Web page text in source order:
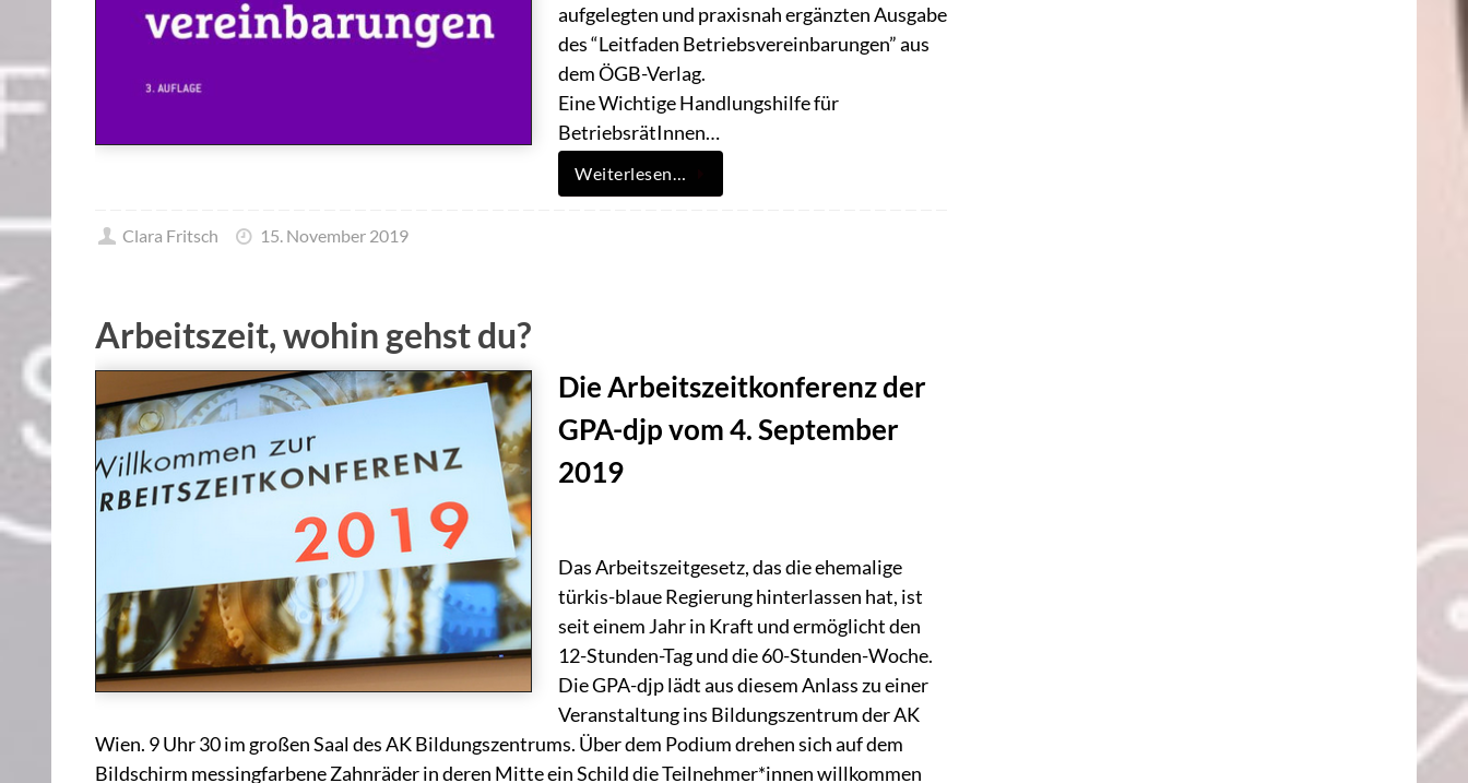
aufgelegten und praxisnah ergänzten Ausgabe
des “Leitfaden Betriebsvereinbarungen” aus
dem ÖGB-Verlag.
Eine Wichtige Handlungshilfe für
BetriebsrätInnen…
Weiterlesen…
Clara Fritsch 15. November 2019
Arbeitszeit, wohin gehst du?
Die Arbeitszeitkonferenz der
GPA-djp vom 4. September
2019
Das Arbeitszeitgesetz, das die ehemalige
türkis-blaue Regierung hinterlassen hat, ist
seit einem Jahr in Kraft und ermöglicht den
12-Stunden-Tag und die 60-Stunden-Woche.
Die GPA-djp lädt aus diesem Anlass zu einer
Veranstaltung ins Bildungszentrum der AK
Wien. 9 Uhr 30 im großen Saal des AK Bildungszentrums. Über dem Podium drehen sich auf dem
Bildschirm messingfarbene Zahnräder in deren Mitte ein Schild die Teilnehmer*innen willkommen